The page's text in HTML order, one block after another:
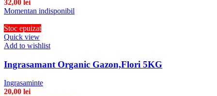
32,00 lei
Momentan indisponibil
Stoc epuizat
Quick view
Add to wishlist
Ingrasamant Organic Gazon,Flori 5KG
Ingrasaminte
20,00 lei